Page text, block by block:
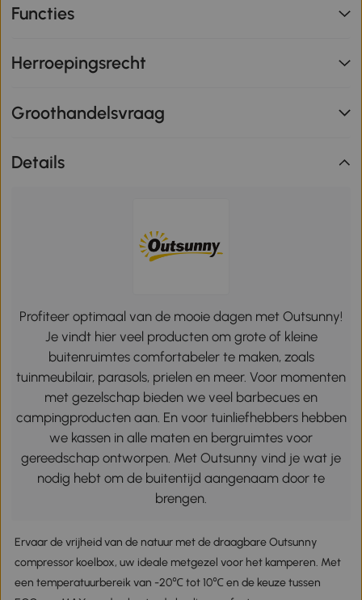
Functies
Herroepingsrecht
Groothandelsvraag
Details
Profiteer optimaal van de mooie dagen met Outsunny!
Je vindt hier veel producten om grote of kleine
buitenruimtes comfortabeler te maken, zoals
tuinmeubilair, parasols, prielen en meer. Voor momenten
met gezelschap bieden we veel barbecues en
campingproducten aan. En voor tuinliefhebbers hebben
we kassen in alle maten en bergruimtes voor
gereedschap ontworpen. Met Outsunny vind je wat je
nodig hebt om de buitentijd aangenaam door te
brengen.
Ervaar de vrijheid van de natuur met de draagbare Outsunny
compressor koelbox, uw ideale metgezel voor het kamperen. Met
een temperatuurbereik van -20℃ tot 10℃ en de keuze tussen